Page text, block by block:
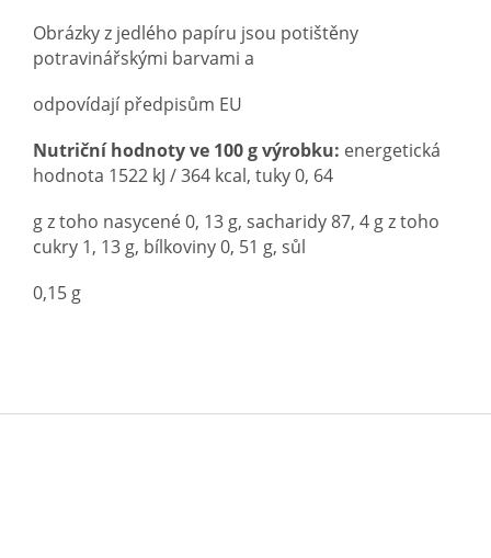
Obrázky z jedlého papíru jsou potištěny
potravinářskými barvami a
odpovídají předpisům EU
Nutriční hodnoty ve 100 g výrobku: energetická
hodnota 1522 kJ / 364 kcal, tuky 0, 64
g z toho nasycené 0, 13 g, sacharidy 87, 4 g z toho
cukry 1, 13 g, bílkoviny 0, 51 g, sůl
0,15 g